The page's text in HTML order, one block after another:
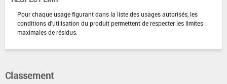
Pour chaque usage figurant dans la liste des usages autorisés, les
conditions d'utilisation du produit permettent de respecter les limites
maximales de résidus.
Classement